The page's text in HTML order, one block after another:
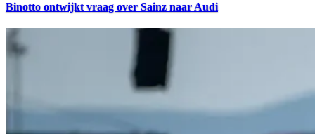
Binotto ontwijkt vraag over Sainz naar Audi